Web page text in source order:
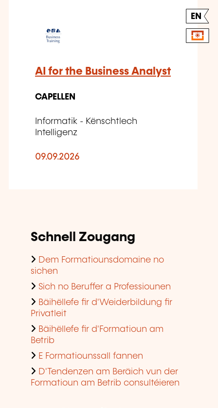
EN
AI for the Business Analyst
CAPELLEN
Informatik - Kënschtlech
Intelligenz
09.09.2026
Schnell Zougang
Dem Formatiounsdomaine no
sichen
Sich no Beruffer a Professiounen
Bäihëllefe fir d'Weiderbildung fir
Privatleit
Bäihëllefe fir d'Formatioun am
Betrib
E Formatiounssall fannen
D'Tendenzen am Beräich vun der
Formatioun am Betrib consultéieren